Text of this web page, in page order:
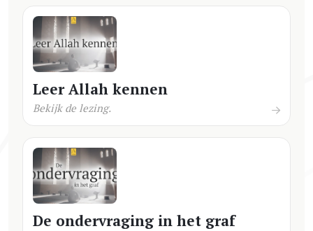
Leer Allah kennen
Bekijk de lezing.
De ondervraging in het graf